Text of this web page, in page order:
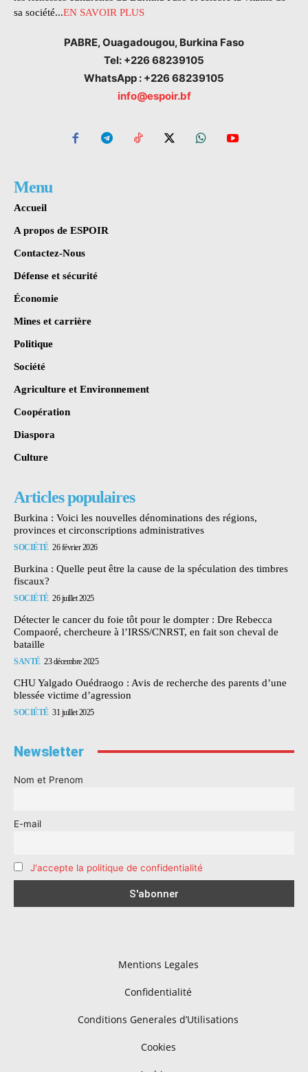
sa société...EN SAVOIR PLUS
PABRE, Ouagadougou, Burkina Faso
Tel: +226 68239105
WhatsApp : +226 68239105
info@espoir.bf
Menu
Accueil
A propos de ESPOIR
Contactez-Nous
Défense et sécurité
Économie
Mines et carrière
Politique
Société
Agriculture et Environnement
Coopération
Diaspora
Culture
Articles populaires
Burkina : Voici les nouvelles dénominations des régions,
provinces et circonscriptions administratives
SOCIÉTÉ 26 février 2026
Burkina : Quelle peut être la cause de la spéculation des timbres
fiscaux?
SOCIÉTÉ 26 juillet 2025
Détecter le cancer du foie tôt pour le dompter : Dre Rebecca
Compaoré, chercheure à l’IRSS/CNRST, en fait son cheval de
bataille
SANTÉ 23 décembre 2025
CHU Yalgado Ouédraogo : Avis de recherche des parents d’une
blessée victime d’agression
SOCIÉTÉ 31 juillet 2025
Newsletter
Nom et Prenom
E-mail
J'accepte la politique de confidentialité
Mentions Legales
Confidentialité
Conditions Generales d’Utilisations
Cookies